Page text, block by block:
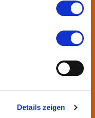
Details zeigen
Über die Ländergrenzen
seit 2005 die
mit ihren
Poststraße 16 60329